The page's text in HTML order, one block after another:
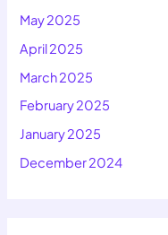
May 2025
April 2025
March 2025
February 2025
January 2025
December 2024